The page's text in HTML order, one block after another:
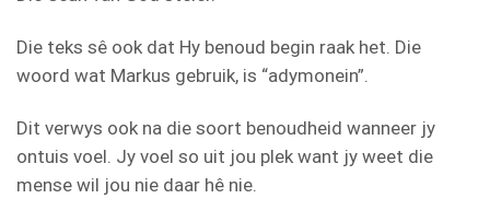
Die teks sê ook dat Hy benoud begin raak het. Die
woord wat Markus gebruik, is “adymonein”.
Dit verwys ook na die soort benoudheid wanneer jy
ontuis voel. Jy voel so uit jou plek want jy weet die
mense wil jou nie daar hê nie.